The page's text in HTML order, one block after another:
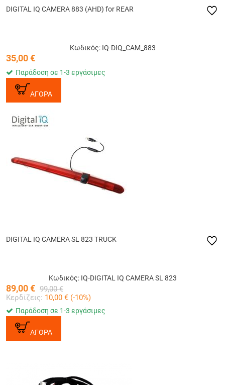
DIGITAL IQ CAMERA 883 (AHD) for REAR
Κωδικός: IQ-DIQ_CAM_883
35,00€
Παράδοση σε 1-3 εργάσιμες
ΑΓΟΡΑ
DIGITAL IQ CAMERA SL 823 TRUCK
Κωδικός: IQ-DIGITAL IQ CAMERA SL 823
89,00€ 99,00 €
Κερδίζεις: 10,00 € (-10%)
Παράδοση σε 1-3 εργάσιμες
ΑΓΟΡΑ